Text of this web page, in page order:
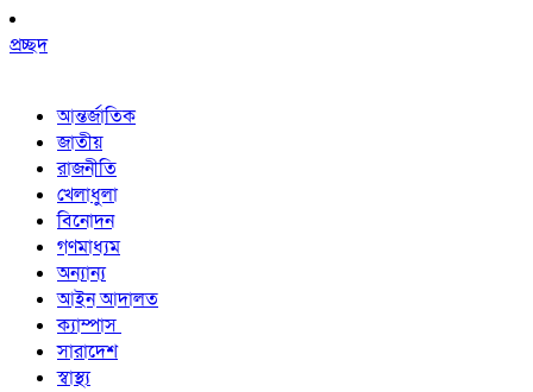
প্রচ্ছদ
আন্তর্জাতিক
জাতীয়
রাজনীতি
খেলাধুলা
বিনোদন
গণমাধ্যম
অন্যান্য
আইন আদালত
ক্যাম্পাস
সারাদেশ
স্বাস্থ্য